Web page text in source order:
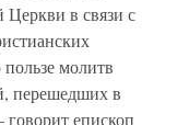
Церкви в связи с
молитв
перешедших в
епископ